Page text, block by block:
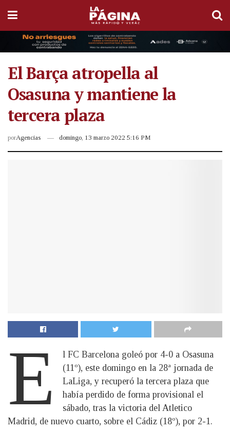
El Barça atropella al
Osasuna y mantiene la
tercera plaza
porAgencias domingo, 13 marzo 2022 5:16 PM
E
l FC Barcelona goleó por 4-0 a Osasuna
(11º), este domingo en la 28ª jornada de
LaLiga, y recuperó la tercera plaza que
había perdido de forma provisional el
sábado, tras la victoria del Atletico
Madrid, de nuevo cuarto, sobre el Cádiz (18º), por 2-1.